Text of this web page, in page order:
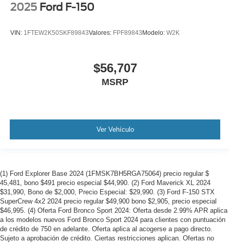
2025 Ford F-150
VIN: 1FTEW2K50SKF89843Valores: FPF89843Modelo: W2K
$56,707
MSRP
Ver Vehículo
(1) Ford Explorer Base 2024 (1FMSK7BH5RGA75064) precio regular $
45,481, bono $491 precio especial $44,990. (2) Ford Maverick XL 2024
$31,990, Bono de $2,000, Precio Especial: $29,990. (3) Ford F-150 STX
SuperCrew 4x2 2024 precio regular $49,900 bono $2,905, precio especial
$46,995. (4) Oferta Ford Bronco Sport 2024: Oferta desde 2.99% APR aplica
a los modelos nuevos Ford Bronco Sport 2024 para clientes con puntuación
de crédito de 750 en adelante. Oferta aplica al acogerse a pago directo.
Sujeto a aprobación de crédito. Ciertas restricciones aplican. Ofertas no